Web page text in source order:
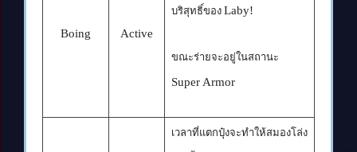
Boing Active
บริสุทธิ์ของ Laby!
ขณะร่ายจะอยู่ในสถานะ
Super Armor
เวลาที่แตกปุ๋งจะทำให้สมองโล่ง